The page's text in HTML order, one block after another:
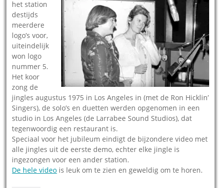
het station
destijds
meerdere
logo’s voor,
uiteindelijk
won logo
nummer 5.
Het koor
zong de
jingles augustus 1975 in Los Angeles in (met de Ron Hicklin’
Singers), de solo’s en duetten werden opgenomen in een
studio in Los Angeles (de Larrabee Sound Studios), dat
tegenwoordig een restaurant is.
Speciaal voor het jubileum eindigt de bijzondere video met
alle jingles uit de eerste demo, echter elke jingle is
ingezongen voor een ander station.
De hele video is leuk om te zien en geweldig om te horen.